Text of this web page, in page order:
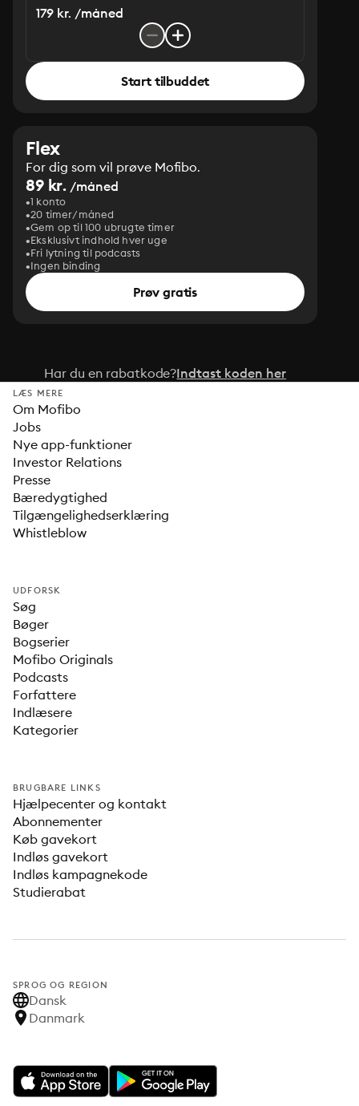
179 kr. /måned
Start tilbuddet
Flex
For dig som vil prøve Mofibo.
89 kr. /måned
1 konto
20 timer/måned
Gem op til 100 ubrugte timer
Eksklusivt indhold hver uge
Fri lytning til podcasts
Ingen binding
Prøv gratis
Har du en rabatkode?Indtast koden her
LÆS MERE
Om Mofibo
Jobs
Nye app-funktioner
Investor Relations
Presse
Bæredygtighed
Tilgængelighedserklæring
Whistleblow
UDFORSK
Søg
Bøger
Bogserier
Mofibo Originals
Podcasts
Forfattere
Indlæsere
Kategorier
BRUGBARE LINKS
Hjælpecenter og kontakt
Abonnementer
Køb gavekort
Indløs gavekort
Indløs kampagnekode
Studierabat
SPROG OG REGION
Dansk
Danmark